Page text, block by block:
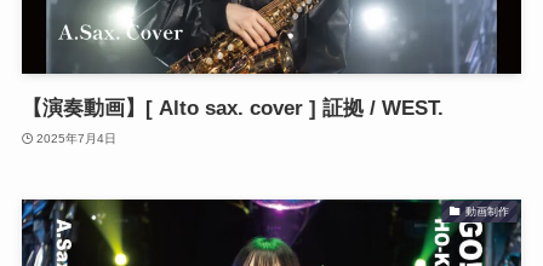
【演奏動画】[ Alto sax. cover ] 証拠 / WEST.
2025年7月4日
動画制作